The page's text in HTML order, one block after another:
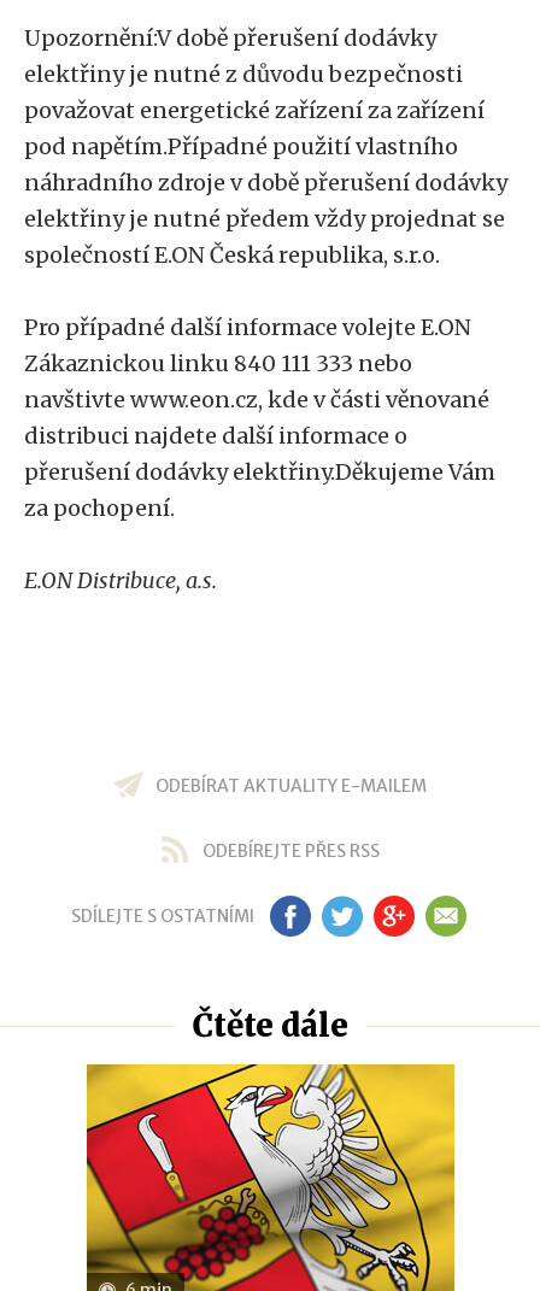
Upozornění:V době přerušení dodávky
elektřiny je nutné z důvodu bezpečnosti
považovat energetické zařízení za zařízení
pod napětím.Případné použití vlastního
náhradního zdroje v době přerušení dodávky
elektřiny je nutné předem vždy projednat se
společností E.ON Česká republika, s.r.o.
Pro případné další informace volejte E.ON
Zákaznickou linku 840 111 333 nebo
navštivte www.eon.cz, kde v části věnované
distribuci najdete další informace o
přerušení dodávky elektřiny.Děkujeme Vám
za pochopení.
E.ON Distribuce, a.s.
ODEBÍRAT AKTUALITY E-MAILEM
ODEBÍREJTE PŘES RSS
SDÍLEJTE S OSTATNÍMI FB TW GP EM
Čtěte dále